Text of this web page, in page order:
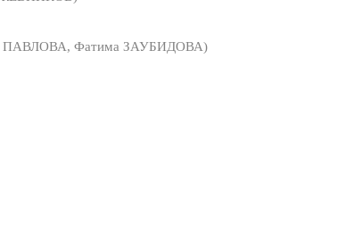
ПАВЛОВА, Фатима ЗАУБИДОВА)